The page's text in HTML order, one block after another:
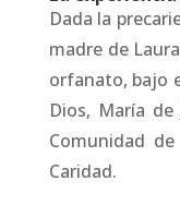
Dada la
madre de
orfanato, bajo
Dios, María
Comunidad
Caridad.